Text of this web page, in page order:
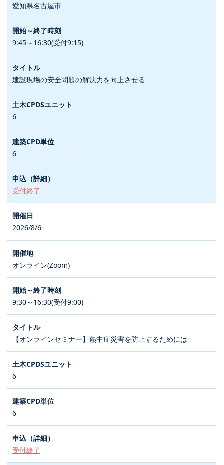
愛知県名古屋市
9:45～16:30(受付9:15)
建設現場の安全問題の解決力を向上させる
6
6
受付終了
2026/8/6
オンライン(Zoom)
9:30～16:30(受付9:00)
【オンラインセミナー】熱中症災害を防止するためには
6
6
受付終了